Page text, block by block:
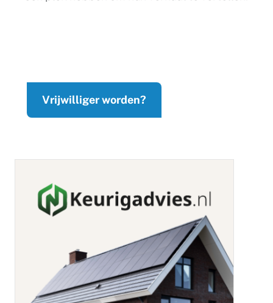
Vrijwilliger worden?